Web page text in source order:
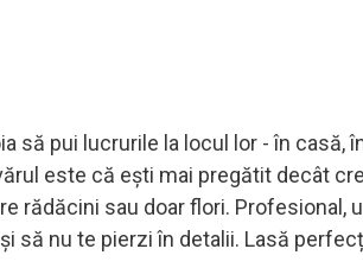
să pui lucrurile la locul lor - în casă,
este că ești mai pregătit decât
rădăcini sau doar flori. Profesional,
să nu te pierzi în detalii. Lasă